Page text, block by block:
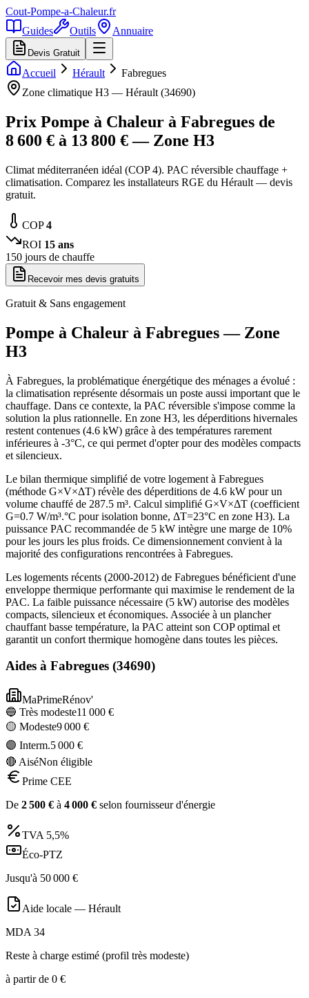
Cout-Pompe-a-Chaleur.fr
Guides
Outils Annuaire
Devis Gratuit
Accueil Hérault
Fabregues
Zone climatique H3 — Hérault (34690)
Prix Pompe à Chaleur à Fabregues de
8 600 € à 13 800 € — Zone H3
Climat méditerranéen idéal (COP 4). PAC réversible chauffage +
climatisation. Comparez les installateurs RGE du Hérault — devis
gratuit.
COP4
ROI 15 ans
150 jours de chauffe
Recevoir mes devis gratuits
Gratuit & Sans engagement
Pompe à Chaleur à Fabregues— Zone
H3
À Fabregues, la problématique énergétique des ménages a évolué :
la climatisation représente désormais un poste aussi important que le
chauffage. Dans ce contexte, la PAC réversible s'impose comme la
solution la plus rationnelle. En zone H3, les déperditions hivernales
restent contenues (4.6 kW) grâce à des températures rarement
inférieures à -3°C, ce qui permet d'opter pour des modèles compacts
et silencieux.
Le bilan thermique simplifié de votre logement à Fabregues
(méthode G×V×ΔT) révèle des déperditions de 4.6 kW pour un
volume chauffé de 287.5 m³. Calcul simplifié G×V×ΔT (coefficient
G=0.7 W/m³.°C pour isolation bonne, ΔT=23°C en zone H3). La
puissance PAC recommandée de 5 kW intègre une marge de 10%
pour les jours les plus froids. Ce dimensionnement convient à la
majorité des configurations rencontrées à Fabregues.
Les logements récents (2000-2012) de Fabregues bénéficient d'une
enveloppe thermique performante qui maximise le rendement de la
PAC. La faible puissance nécessaire (5 kW) autorise des modèles
compacts, silencieux et économiques. Associée à un plancher
chauffant basse température, la PAC atteint son COP optimal et
garantit un confort thermique homogène dans toutes les pièces.
Aides à Fabregues (34690)
MaPrimeRénov'
🔵 Très modeste11 000 €
🟡 Modeste9 000 €
🟣 Interm.5 000 €
🔴 AiséNon éligible
Prime CEE
De 2 500 € à 4 000 € selon fournisseur d'énergie
TVA 5,5%
Éco-PTZ
Jusqu'à 50 000 €
Aide locale — Hérault
MDA 34
Reste à charge estimé (profil très modeste)
à partir de 0 €